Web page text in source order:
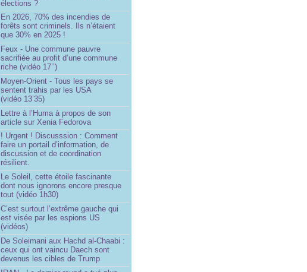
élections ?
En 2026, 70% des incendies de
forêts sont criminels. Ils n’étaient
que 30% en 2025 !
Feux - Une commune pauvre
sacrifiée au profit d’une commune
riche (vidéo 17’’)
Moyen-Orient - Tous les pays se
sentent trahis par les USA
(vidéo 13’35)
Lettre à l’Huma à propos de son
article sur Xenia Fedorova
! Urgent ! Discusssion : Comment
faire un portail d’information, de
discussion et de coordination
résilient.
Le Soleil, cette étoile fascinante
dont nous ignorons encore presque
tout (vidéo 1h30)
C’est surtout l’extrême gauche qui
est visée par les espions US
(vidéos)
De Soleimani aux Hachd al‑Chaabi :
ceux qui ont vaincu Daech sont
devenus les cibles de Trump